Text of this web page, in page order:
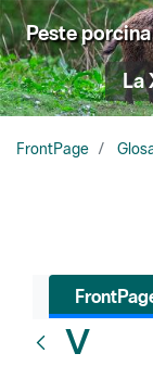
Peste
La
FrontPage
V